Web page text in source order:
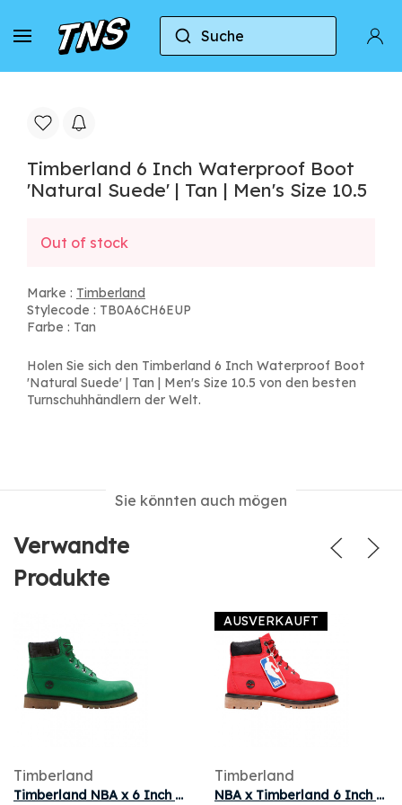
Suche
Zuhause Timberland Timberland 6 Inch
Timberland 6 Inch Waterproof Boot
'Natural Suede' | Tan | Men's Size 10.5
Out of stock
Marke : Timberland
Stylecode : TB0A6CH6EUP
Farbe : Tan
Holen Sie sich den Timberland 6 Inch Waterproof Boot
'Natural Suede' | Tan | Men's Size 10.5 von den besten
Turnschuhhändlern der Welt.
Sie könnten auch mögen
Verwandte
Produkte
Timberland
Timberland NBA x 6 Inch Premium Junior 'Celtics' | Green | Kid's Size 13.5
AUSVERKAUFT
Timberland
NBA x Timberland 6 Inch Premium Boot Youth 'Chicago Bulls' | Red | Kid's Size 12.5